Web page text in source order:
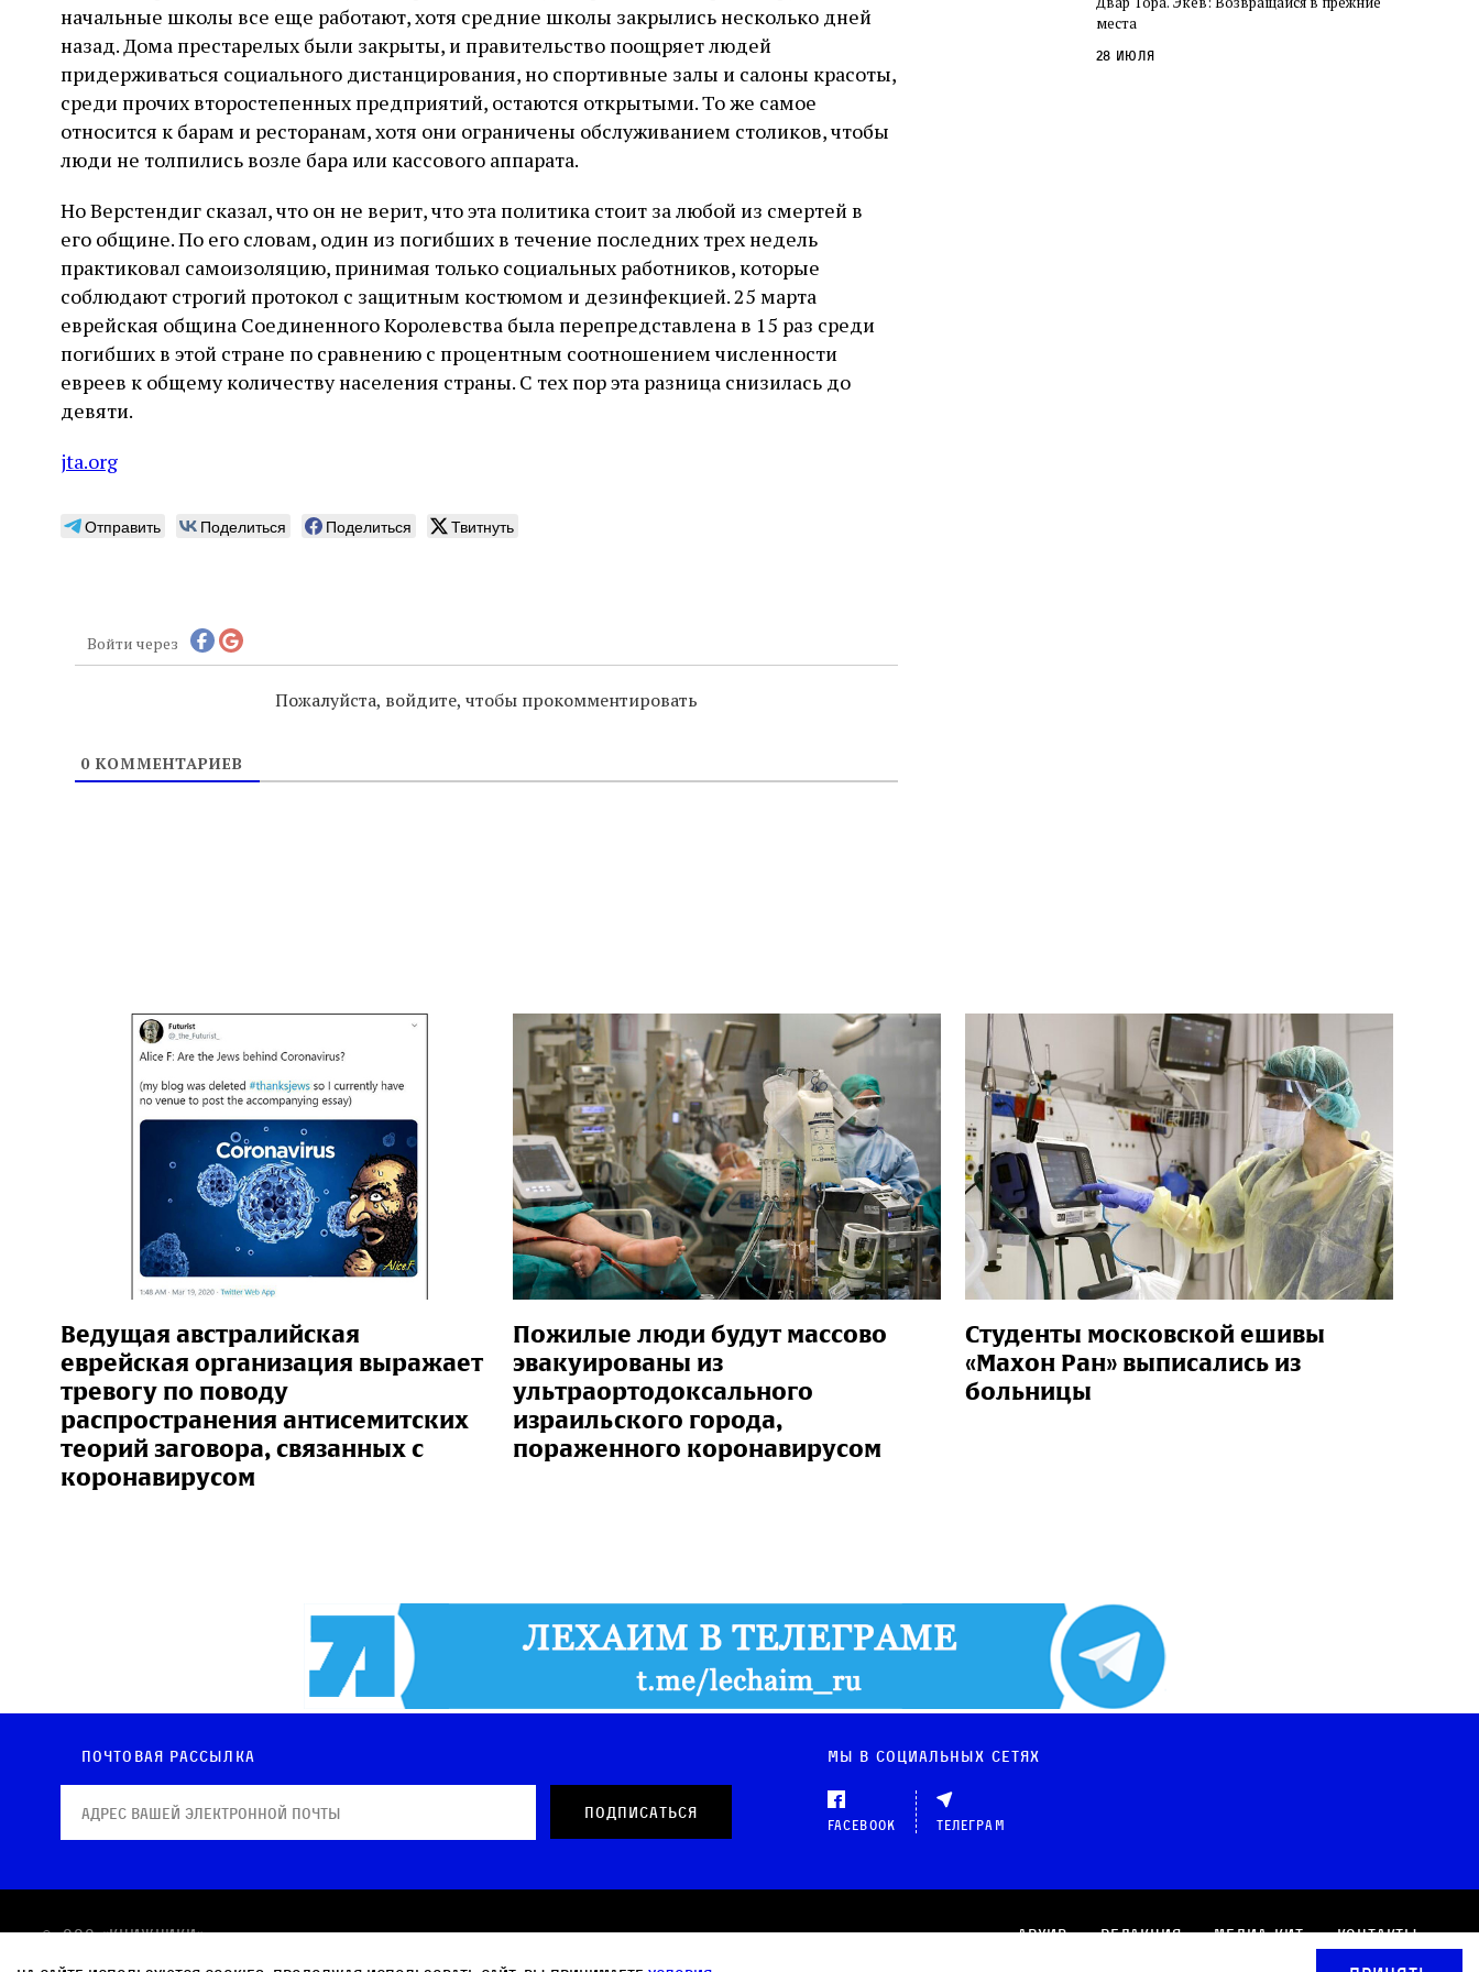
начальные школы все еще работают, хотя средние школы закрылись несколько дней
назад. Дома престарелых были закрыты, и правительство поощряет людей
придерживаться социального дистанцирования, но спортивные залы и салоны красоты,
среди прочих второстепенных предприятий, остаются открытыми. То же самое
относится к барам и ресторанам, хотя они ограничены обслуживанием столиков, чтобы
люди не толпились возле бара или кассового аппарата.
Но Верстендиг сказал, что он не верит, что эта политика стоит за любой из смертей в
его общине. По его словам, один из погибших в течение последних трех недель
практиковал самоизоляцию, принимая только социальных работников, которые
соблюдают строгий протокол с защитным костюмом и дезинфекцией. 25 марта
еврейская община Соединенного Королевства была перепредставлена ​​в 15 раз среди
погибших в этой стране по сравнению с процентным соотношением численности
евреев к общему количеству населения страны. С тех пор эта разница снизилась до
девяти.
jta.org
Отправить Поделиться Поделиться Твитнуть
Войти через
Пожалуйста, войдите, чтобы прокомментировать
0КОММЕНТАРИЕВ
слово в переводе Библии
места
28 июля
Ведущая австралийская
еврейская организация выражает
тревогу по поводу
распространения антисемитских
теорий заговора, связанных с
коронавирусом
Пожилые люди будут массово
эвакуированы из
ультраортодоксального
израильского города,
пораженного коронавирусом
Студенты московской ешивы
«Махон Ран» выписались из
больницы
Почтовая рассылка Мы в социальных сетях
Facebook Телеграм
© OOO «КНИЖНИКИ» Архив Редакция Медиа-кит
Контакты